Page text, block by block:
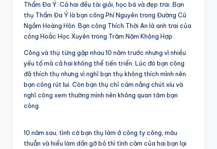
Thẩm Đa Ý. Cả hai đều tài giỏi, học bá và đẹp trai. Bạn
thụ Thẩm Đa Ý là bạn công Phí Nguyên trong Đường Cũ
Ngắm Hoàng Hôn. Bạn công Thích Thời An là anh trai của
công Hoắc Học Xuyên trong Trăm Năm Không Hợp.
Công và thụ từng gặp nhau 10 năm trước nhưng vì nhiều
yếu tố mà cả hai không thể tiến triển. Lúc đó bạn công
đã thích thụ nhưng vì nghĩ bạn thụ không thích mình nên
bạn công rút lui. Còn bạn thụ chỉ cảm nắng chút xíu và
nghĩ công xem thường mình nên không quan tâm bạn
công.
10 năm sau, tình cờ bạn thụ làm ở công ty công, mâu
thuẫn và hiểu làm dần gỡ bỏ thì tình cảm của hai bạn lại